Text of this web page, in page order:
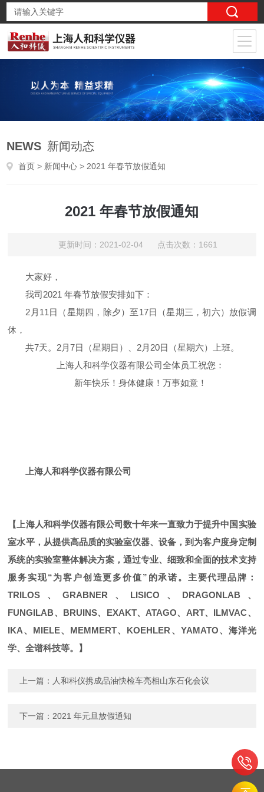
NEWS 新闻动态
首页 > 新闻中心 > 2021 年春节放假通知
2021 年春节放假通知
更新时间：2021-02-04 点击次数：1661
大家好，
我司2021年春节放假安排如下：
2 月 11 日（星期四，除夕）至17日（星期三，初六）放假调
休，
共7天。 2月7日（星期日）、 2月 20日（星期六）上班。
上海人和科学仪器有限公司全体员工祝您：
新年快乐！身体健康！万事如意！
上海人和科学仪器有限公司
【上海人和科学仪器有限公司数十年来一直致力于提升中国实验
室水平，从提供高品质的实验室仪器、设备，到为客户度身定制
系统的实验室整体解决方案，通过专业、细致和全面的技术支持
服务实现“为客户创造更多价值”的承诺。主要代理品牌：
TRILOS、GRABNER、LISICO、DRAGONLAB、
FUNGILAB、BRUINS、EXAKT、ATAGO、ART、ILMVAC、
IKA、MIELE、MEMMERT、KOEHLER、YAMATO、海洋光
学、全谱科技等。】
上一篇： 人和科仪携成品油快检车亮相山东石化会议
下一篇： 2021 年元旦放假通知